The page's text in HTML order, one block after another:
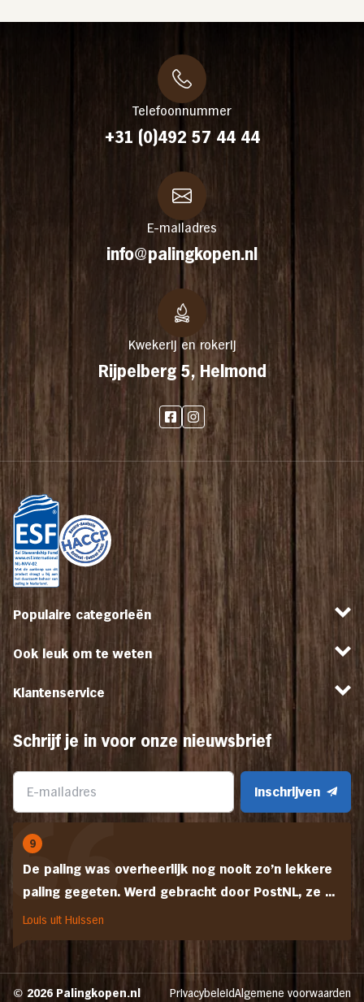
+31 (0)492 57 44 44
Telefoonnummer
info@palingkopen.nl
E-mailadres
Rijpelberg 5, Helmond
Kwekerij en rokerij
Populaire categorieën
Ook leuk om te weten
Klantenservice
Schrijf je in voor onze nieuwsbrief
Inschrijven
9
De paling was overheerlijk nog nooit zo'n lekkere
paling gegeten. Werd gebracht door PostNL, ze ...
Louis uit Huissen
© 2026 Palingkopen.nl PrivacybeleidAlgemene voorwaarden